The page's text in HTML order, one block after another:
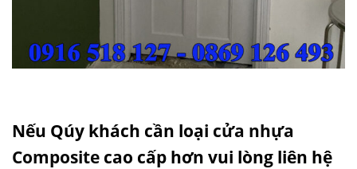
Nếu Qúy khách cần loại cửa nhựa
Composite cao cấp hơn vui lòng liên hệ